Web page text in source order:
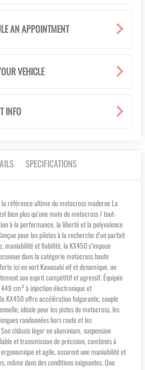
AN APPOINTMENT
VEHICLE
INFO
SPECIFICATIONS
référence ultime du motocross moderne La
bien plus qu’une moto de motocross / tout-
à la performance, la liberté et la polyvalence
pour les pilotes à la recherche d’un parfait
maniabilité et fiabilité, la KX450 s’impose
dans la catégorie motocross haute
ici en vert Kawasaki vif et dynamique, un
son esprit compétitif et agressif. Équipée
cm³ à injection électronique et
KX450 offre accélération fulgurante, couple
idéale pour les pistes de motocross, les
randonnées hors route et les
châssis léger en aluminium, suspension
et transmission de précision, combinés à
et agile, assurent une maniabilité et
même dans des conditions exigeantes. Que